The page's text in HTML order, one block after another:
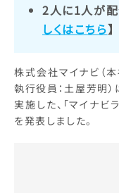
2人に1人が
しくはこちら】
株式会社マイナビ（
執行役員：土屋芳明
実施した、「マイナ
を発表しました。